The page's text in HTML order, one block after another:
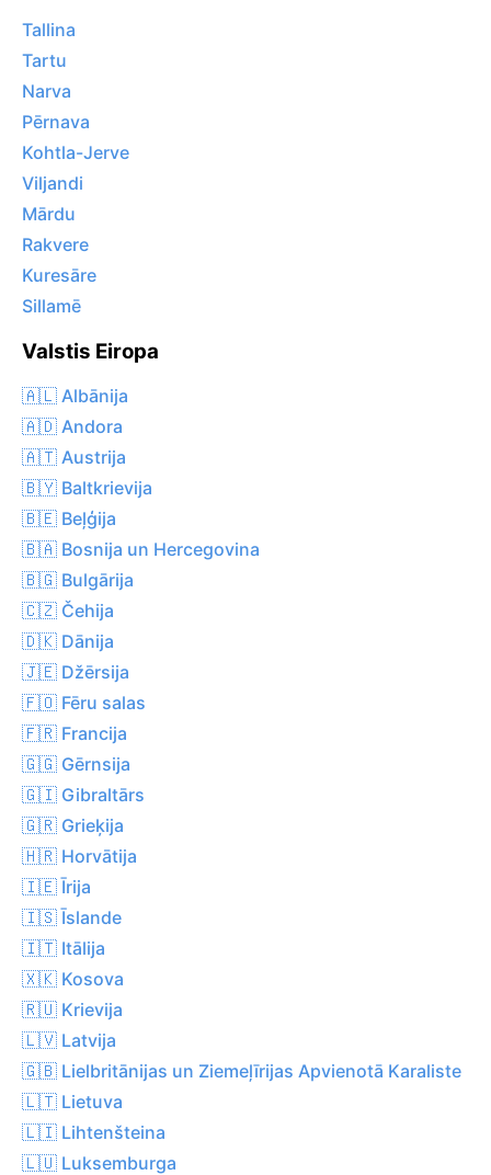
Tallina
Tartu
Narva
Pērnava
Kohtla-Jerve
Viljandi
Mārdu
Rakvere
Kuresāre
Sillamē
Valstis Eiropa
🇦🇱 Albānija
🇦🇩 Andora
🇦🇹 Austrija
🇧🇾 Baltkrievija
🇧🇪 Beļģija
🇧🇦 Bosnija un Hercegovina
🇧🇬 Bulgārija
🇨🇿 Čehija
🇩🇰 Dānija
🇯🇪 Džērsija
🇫🇴 Fēru salas
🇫🇷 Francija
🇬🇬 Gērnsija
🇬🇮 Gibraltārs
🇬🇷 Grieķija
🇭🇷 Horvātija
🇮🇪 Īrija
🇮🇸 Īslande
🇮🇹 Itālija
🇽🇰 Kosova
🇷🇺 Krievija
🇱🇻 Latvija
🇬🇧 Lielbritānijas un Ziemeļīrijas Apvienotā Karaliste
🇱🇹 Lietuva
🇱🇮 Lihtenšteina
🇱🇺 Luksemburga